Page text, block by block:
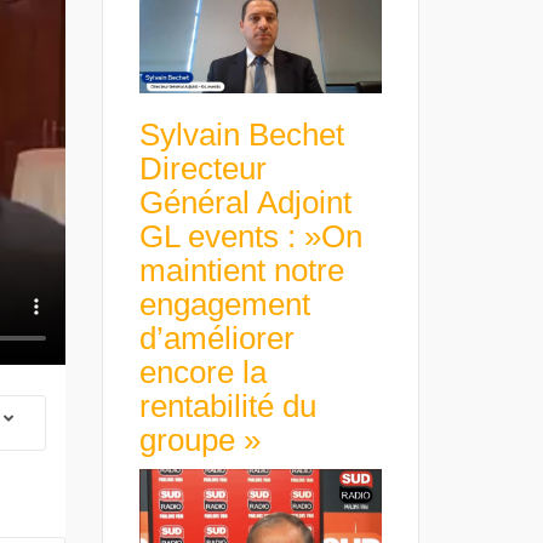
Euro numérique : la BCE
Sylvain Bechet
Directeur
Général Adjoint
GL events : »On
maintient notre
engagement
d’améliorer
encore la
rentabilité du
groupe »